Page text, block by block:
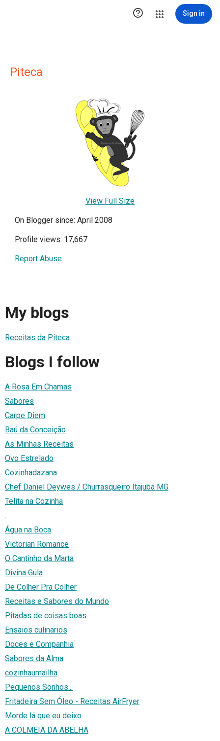
 Sign in
Piteca
View Full Size
On Blogger since: April 2008
Profile views: 17,667
Report Abuse
My blogs
Receitas da Piteca
Blogs I follow
A Rosa Em Chamas
Sabores
Carpe Diem
Baú da Conceição
As Minhas Receitas
Ovo Estrelado
Cozinhadazana
Chef Daniel Deywes / Churrasqueiro Itajubá MG
Telita na Cozinha
.
Água na Boca
Victorian Romance
O Cantinho da Marta
Divina Gula
De Colher Pra Colher
Receitas e Sabores do Mundo
Pitadas de coisas boas
Ensaios culinarios
Doces e Companhia
Sabores da Alma
cozinhaumailha
Pequenos Sonhos...
Fritadeira Sem Óleo - Receitas AirFryer
Morde lá que eu deixo
A COLMEIA DA ABELHA